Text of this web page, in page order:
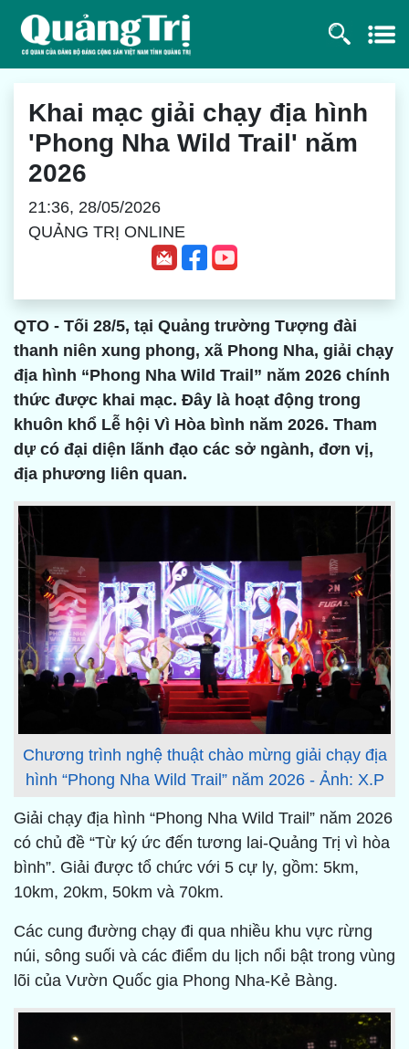
Khai mạc giải chạy địa hình
'Phong Nha Wild Trail' năm
2026
21:36, 28/05/2026
QUẢNG TRỊ ONLINE
QTO - Tối 28/5, tại Quảng trường Tượng đài
thanh niên xung phong, xã Phong Nha, giải chạy
địa hình “Phong Nha Wild Trail” năm 2026 chính
thức được khai mạc. Đây là hoạt động trong
khuôn khổ Lễ hội Vì Hòa bình năm 2026. Tham
dự có đại diện lãnh đạo các sở ngành, đơn vị,
địa phương liên quan.
Chương trình nghệ thuật chào mừng giải chạy địa
hình “Phong Nha Wild Trail” năm 2026 - Ảnh: X.P
Giải chạy địa hình “Phong Nha Wild Trail” năm 2026
có chủ đề “Từ ký ức đến tương lai-Quảng Trị vì hòa
bình”. Giải được tổ chức với 5 cự ly, gồm: 5km,
10km, 20km, 50km và 70km.
Các cung đường chạy đi qua nhiều khu vực rừng
núi, sông suối và các điểm du lịch nổi bật trong vùng
lõi của Vườn Quốc gia Phong Nha-Kẻ Bàng.